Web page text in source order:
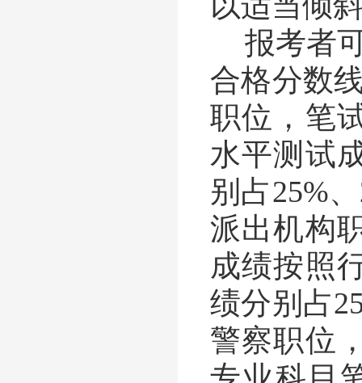
报考者
合格分数
职位，笔
水平测试
别占25%、
派出机构
成绩按照
绩分别占
警察职位